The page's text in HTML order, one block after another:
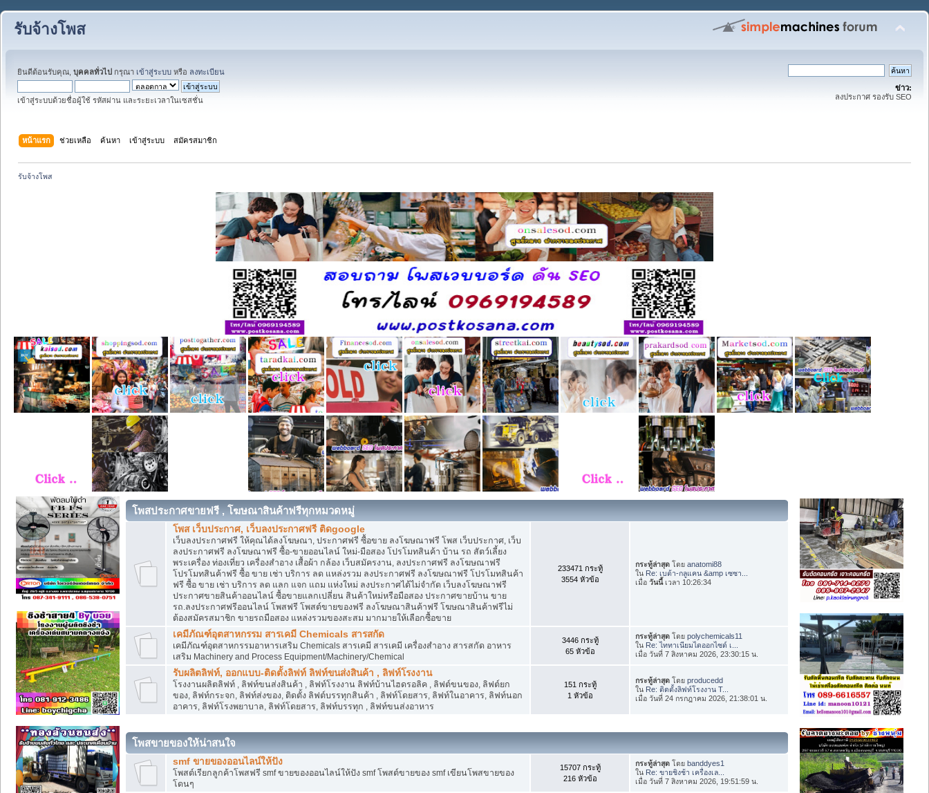
รับจ้างโพส
ยินดีต้อนรับคุณ, บุคคลทั่วไป กรุณา เข้าสู่ระบบ หรือ ลงทะเบียน
เข้าสู่ระบบด้วยชื่อผู้ใช้ รหัสผ่าน และระยะเวลาในเซสชั่น
ข่าว:
ลงประกาศ รองรับ SEO
หน้าแรก ช่วยเหลือ ค้นหา เข้าสู่ระบบ สมัครสมาชิก
รับจ้างโพส
โพสประกาศขายฟรี , โฆษณาสินค้าฟรีทุกหมวดหมู่
โพส เว็บประกาศ, เว็บลงประกาศฟรี ติดgoogle
เว็บลงประกาศฟรี ให้คุณได้ลงโฆษณา, ประกาศฟรี ซื้อขาย ลงโฆษณาฟรี โพส เว็บประกาศ, เว็บ
ลงประกาศฟรี ลงโฆษณาฟรี ซื้อ-ขายออนไลน์ ใหม่-มือสอง โปรโมทสินค้า บ้าน รถ สัตว์เลี้ยง
พระเครื่อง ท่องเที่ยว เครื่องสำอาง เสื้อผ้า กล้อง เว็บสมัครงาน, ลงประกาศฟรี ลงโฆษณาฟรี
โปรโมทสินค้าฟรี ซื้อ ขาย เช่า บริการ ลด แหล่งรวม ลงประกาศฟรี ลงโฆษณาฟรี โปรโมทสินค้า
ฟรี ซื้อ ขาย เช่า บริการ ลด แลก แจก แถม แห่งใหม่ ลงประกาศได้ไม่จำกัด เว็บลงโฆษณาฟรี
ประกาศขายสินค้าออนไลน์ ซื้อขายแลกเปลี่ยน สินค้าใหม่หรือมือสอง ประกาศขายบ้าน ขาย
รถ.ลงประกาศฟรีออนไลน์ โพสฟรี โพสต์ขายของฟรี ลงโฆษณาสินค้าฟรี โฆษณาสินค้าฟรีไม่
ต้องสมัครสมาชิก ขายรถมือสอง แหล่งรวมของสะสม มากมายให้เลือกซื้อขาย
233471 กระทู้
3554 หัวข้อ
กระทู้ล่าสุด โดยanatomi88
ใน Re: เบต้า-กลูแคน &amp เซซา...
เมื่อวันนี้เวลา 10:26:34
เคมีภัณฑ์อุตสาหกรรม สารเคมี Chemicals สารสกัด
เคมีภัณฑ์อุตสาหกรรมอาหารเสริม Chemicals สารเคมี สารเคมี เครื่องสำอาง สารสกัด อาหาร
เสริม Machinery and Process Equipment/Machinery/Chemical
3446 กระทู้
65 หัวข้อ
กระทู้ล่าสุด โดยpolychemicals11
ใน Re: ไททาเนียมไดออกไซด์ เ...
เมื่อ วันที่ 7 สิงหาคม 2026, 23:30:15 น.
รับผลิตลิฟท์, ออกแบบ-ติดตั้งลิฟท์ ลิฟท์ขนส่งสินค้า , ลิฟท์โรงงาน
โรงงานผลิตลิฟท์ , ลิฟท์ขนส่งสินค้า , ลิฟท์โรงงาน ลิฟท์บ้านไฮดรอลิค , ลิฟต์ขนของ, ลิฟต์ยก
ของ, ลิฟท์กระจก, ลิฟท์ส่งของ, ติดตั้ง ลิฟต์บรรทุกสินค้า , ลิฟท์โดยสาร, ลิฟท์ในอาคาร, ลิฟท์นอก
อาคาร, ลิฟท์โรงพยาบาล, ลิฟท์โดยสาร, ลิฟท์บรรทุก , ลิฟท์ขนส่งอาหาร
151 กระทู้
1 หัวข้อ
กระทู้ล่าสุด โดยproducedd
ใน Re: ติดตั้งลิฟท์โรงงาน T...
เมื่อ วันที่ 24 กรกฎาคม 2026, 21:38:01 น.
โพสขายของให้น่าสนใจ
smf ขายของออนไลน์ให้ปัง
โพสต์เรียกลูกค้าโพสฟรี smf ขายของออนไลน์ให้ปัง smf โพสต์ขายของ smf เขียนโพสขายของ
โดนๆ
15707 กระทู้
216 หัวข้อ
กระทู้ล่าสุด โดยbanddyes1
ใน Re: ขายชิงช้า เครื่องเล...
เมื่อ วันที่ 7 สิงหาคม 2026, 19:51:59 น.